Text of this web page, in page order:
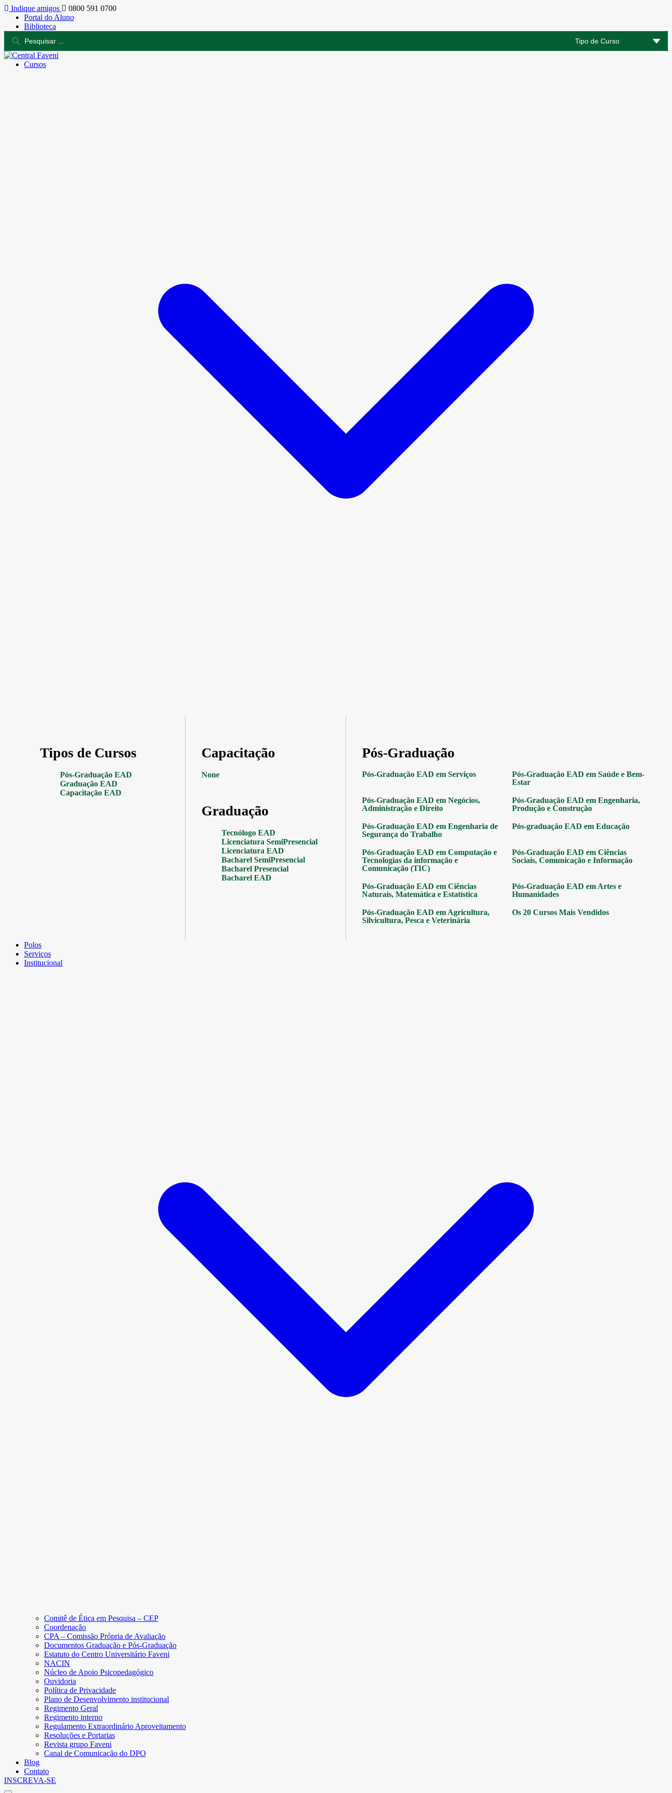
Indique amigos
0800 591 0700
Portal do Aluno
Biblioteca
Cursos
Tipos de Cursos
Pós-Graduação EAD
Graduação EAD
Capacitação EAD
Capacitação
None
Graduação
Tecnólogo EAD
Licenciatura SemiPresencial
Licenciatura EAD
Bacharel SemiPresencial
Bacharel Presencial
Bacharel EAD
Pós-Graduação
Pós-Graduação EAD em Serviços
Pós-Graduação EAD em Saúde e Bem-
Estar
Pós-Graduação EAD em Negócios,
Administração e Direito
Pós-Graduação EAD em Engenharia,
Produção e Construção
Pós-Graduação EAD em Engenharia de
Segurança do Trabalho
Pós-graduação EAD em Educação
Pós-Graduação EAD em Computação e
Tecnologias da informação e
Comunicação (TIC)
Pós-Graduação EAD em Ciências
Sociais, Comunicação e Informação
Pós-Graduação EAD em Ciências
Naturais, Matemática e Estatística
Pós-Graduação EAD em Artes e
Humanidades
Pós-Graduação EAD em Agricultura,
Silvicultura, Pesca e Veterinária
Os 20 Cursos Mais Vendidos
Polos
Serviços
Institucional
Comitê de Ética em Pesquisa – CEP
Coordenação
CPA – Comissão Própria de Avaliação
Documentos Graduação e Pós-Graduação
Estatuto do Centro Universitário Faveni
NACIN
Núcleo de Apoio Psicopedagógico
Ouvidoria
Política de Privacidade
Plano de Desenvolvimento institucional
Regimento Geral
Regimento interno
Regulamento Extraordinário Aproveitamento
Resoluções e Portarias
Revista grupo Faveni
Canal de Comunicação do DPO
Blog
Contato
INSCREVA-SE